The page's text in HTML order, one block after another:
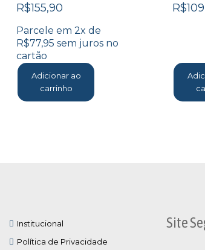
R$155,90
Parcele em 2x de
R$77,95 sem juros no
cartão
Adicionar ao
carrinho
R$
Institucional
Política de Privacidade
Site